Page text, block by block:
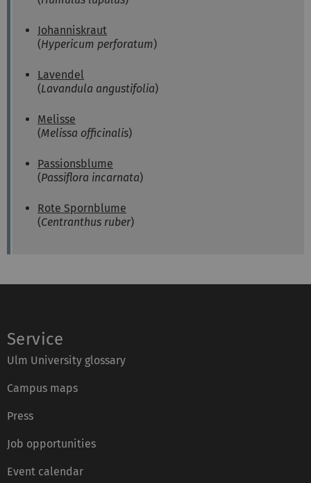
Johanniskraut
(Hypericum perforatum)
Lavendel
(Lavandula angustifolia)
Melisse
(Melissa officinalis)
Passionsblume
(Passiflora incarnata)
Rote Spornblume
(Centranthus ruber)
Service
Ulm University glossary
Campus maps
Press
Job opportunities
Event calendar